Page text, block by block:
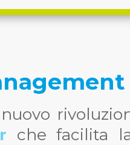
che facilita